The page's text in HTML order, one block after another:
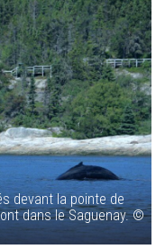
devant la pointe de
dans le Saguenay. ©